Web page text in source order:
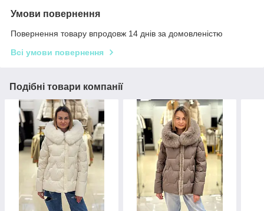
Умови повернення
Повернення товару впродовж 14 днів за домовленістю
Всі умови повернення
Подібні товари компанії